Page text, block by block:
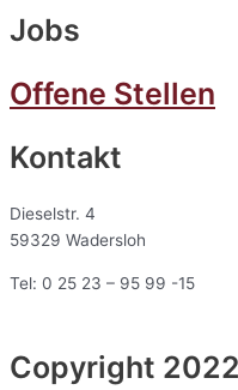
Jobs
Offene Stellen
Kontakt
Dieselstr. 4
59329 Wadersloh
Tel: 0 25 23 – 95 99 -15
Copyright